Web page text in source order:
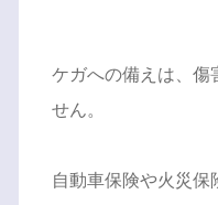
ケガへの備えは、傷
せん。
自動車保険や火災保